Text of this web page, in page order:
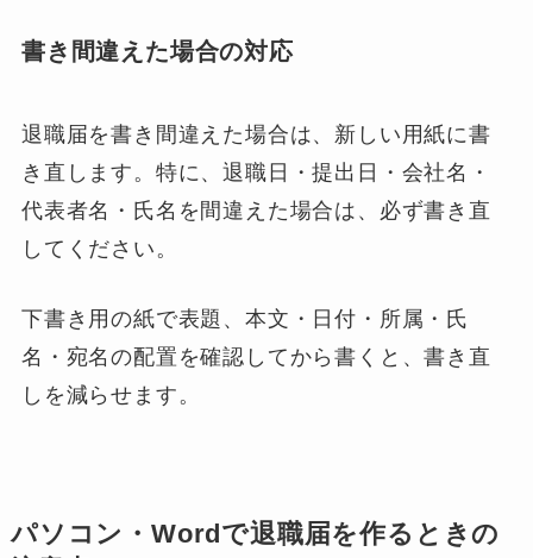
書き間違えた場合の対応
退職届を書き間違えた場合は、新しい用紙に書
き直します。特に、退職日・提出日・会社名・
代表者名・氏名を間違えた場合は、必ず書き直
してください。
下書き用の紙で表題、本文・日付・所属・氏
名・宛名の配置を確認してから書くと、書き直
しを減らせます。
パソコン・Wordで退職届を作るときの